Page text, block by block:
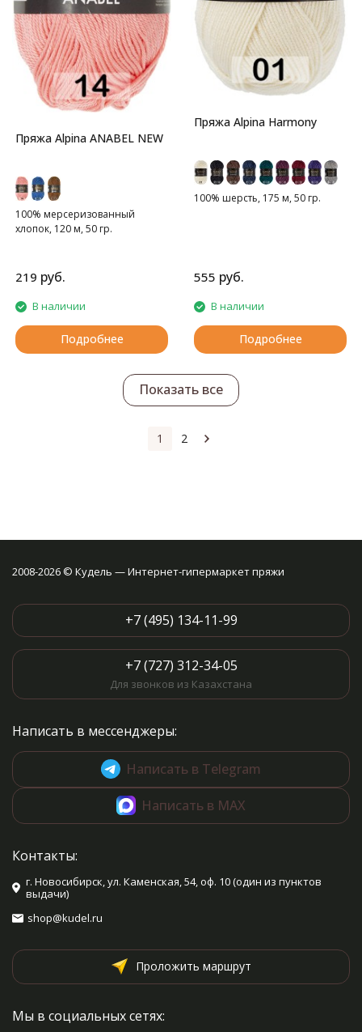
Пряжа Alpina ANABEL NEW
100% мерсеризованный
хлопок, 120 м, 50 гр.
219 руб.
В наличии
Подробнее
Пряжа Alpina Harmony
100% шерсть, 175 м, 50 гр.
555 руб.
В наличии
Подробнее
Показать все
1 2
2008-2026 © Кудель — Интернет-гипермаркет пряжи
+7 (495) 134-11-99
+7 (727) 312-34-05
Для звонков из Казахстана
Написать в мессенджеры:
Написать в Telegram
Написать в MAX
Контакты:
г. Новосибирск, ул. Каменская, 54, оф. 10 (один из пунктов
выдачи)
shop@kudel.ru
Проложить маршрут
Мы в социальных сетях: